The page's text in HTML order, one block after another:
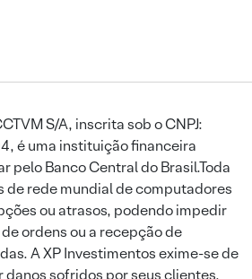
S/A, inscrita sob o CNPJ:
é uma instituição financeira
pelo Banco Central do Brasil.Toda
de rede mundial de computadores
ou atrasos, podendo impedir
ordens ou a recepção de
A XP Investimentos exime-se de